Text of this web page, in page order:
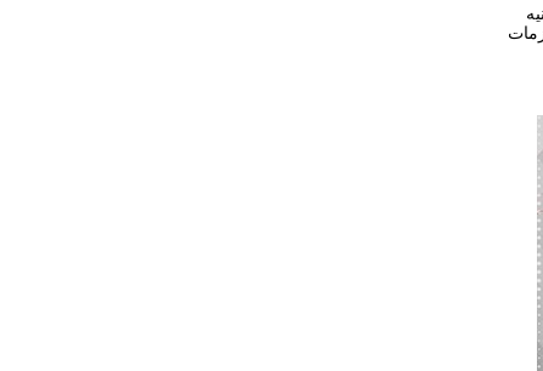
لعمال القطاع الخاص إلي حد 6000 جنيه